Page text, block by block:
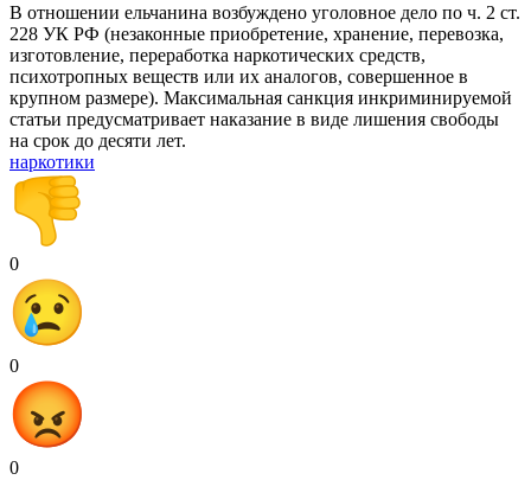
В отношении ельчанина возбуждено уголовное дело по ч. 2 ст.
228 УК РФ (незаконные приобретение, хранение, перевозка,
изготовление, переработка наркотических средств,
психотропных веществ или их аналогов, совершенное в
крупном размере). Максимальная санкция инкриминируемой
статьи предусматривает наказание в виде лишения свободы
на срок до десяти лет.
наркотики
0
0
0